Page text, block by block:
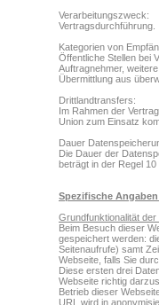
Verarbeitungszweck:
Vertragsdurchführung.
Kategorien von
Öffentliche Stellen bei
Auftragnehmer,
Übermittlung aus
Drittlandtransfers:
Im Rahmen der
Union zum Einsatz
Dauer
Die Dauer der
beträgt in der Regel 10
Spezifische
Grundfunktionalität der
Beim Besuch dieser
gespeichert werden:
Seitenaufrufe) samt
Webseite, falls Sie
Diese ersten drei
Webseite richtig
Betrieb dieser
URL wird in